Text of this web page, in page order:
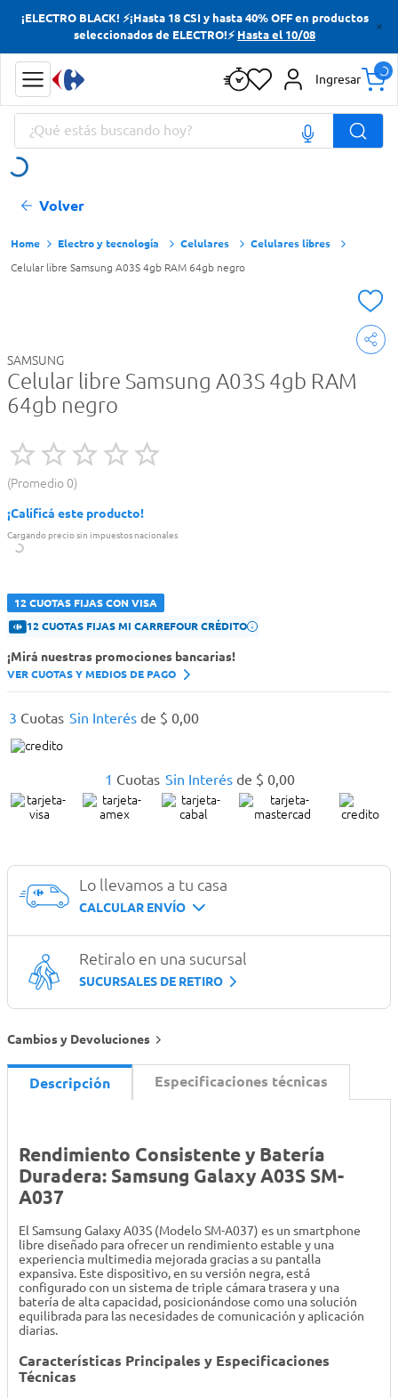
¡ELECTRO BLACK! ⚡¡Hasta 18 CSI y hasta 40% OFF en productos
seleccionados de ELECTRO!⚡ Hasta el 10/08
Ingresar
¿Qué estás buscando hoy?
Volver
Electro y tecnología Celulares Celulares libres
Celular libre Samsung A03S 4gb RAM 64gb negro
SAMSUNG
Celular libre Samsung A03S 4gb RAM
64gb negro
Promedio 0
¡Calificá este producto!
Cargando precio sin impuestos nacionales
12 CUOTAS FIJAS CON VISA
12 CUOTAS FIJAS MI CARREFOUR CRÉDITO
¡Mirá nuestras promociones bancarias!
VER CUOTAS Y MEDIOS DE PAGO
1 Cuotas Sin Interés de $ 0,00
3 Cuotas Sin Interés de $ 0,00
Lo llevamos a tu casa
CALCULAR ENVÍO
Retiralo en una sucursal
SUCURSALES DE RETIRO
Cambios y Devoluciones
Descripción Especificaciones técnicas
Rendimiento Consistente y Batería
Duradera: Samsung Galaxy A03S SM-
A037
El Samsung Galaxy A03S (Modelo SM-A037) es un smartphone
libre diseñado para ofrecer un rendimiento estable y una
experiencia multimedia mejorada gracias a su pantalla
expansiva. Este dispositivo, en su versión negra, está
configurado con un sistema de triple cámara trasera y una
batería de alta capacidad, posicionándose como una solución
equilibrada para las necesidades de comunicación y aplicación
diarias.
Características Principales y Especificaciones
Técnicas
Términos más buscados
Yerba
Cerveza
Doves
Términos más buscados
Yerba
Cerveza
Doves
Papas Fritas